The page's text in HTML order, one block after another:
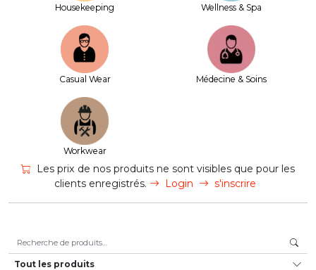
House­keeping Wellness & Spa
Casual Wear Médecine & Soins
Workwear
Les prix de nos produits ne sont visibles que pour les
clients enregistrés.
Login s'inscrire
Tout les produits